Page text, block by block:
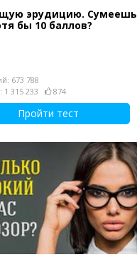
эрудицию. Сумеешь
бы 10 баллов?
673 788
1 315 233
874
Пройти тест